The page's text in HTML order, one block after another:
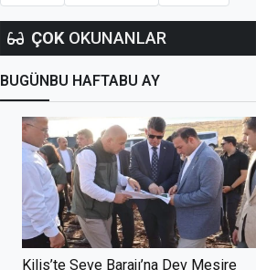
ÇOK OKUNANLAR
BUGÜNBU HAFTABU AY
Kilis’te Seve Barajı’na Dev Mesire